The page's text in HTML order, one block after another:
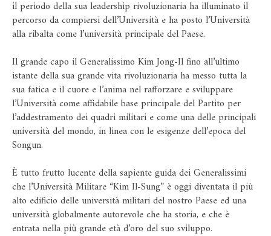
il periodo della sua leadership rivoluzionaria ha illuminato il
percorso da compiersi dell’Università e ha posto l’Università
alla ribalta come l’università principale del Paese.
Il grande capo il Generalissimo Kim Jong-Il fino all’ultimo
istante della sua grande vita rivoluzionaria ha messo tutta la
sua fatica e il cuore e l’anima nel rafforzare e sviluppare
l’Università come affidabile base principale del Partito per
l’addestramento dei quadri militari e come una delle principali
università del mondo, in linea con le esigenze dell’epoca del
Songun.
È tutto frutto lucente della sapiente guida dei Generalissimi
che l’Università Militare “Kim Il-Sung” è oggi diventata il più
alto edificio delle università militari del nostro Paese ed una
università globalmente autorevole che ha storia, e che è
entrata nella più grande età d’oro del suo sviluppo.